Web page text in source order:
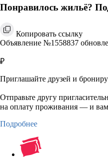
Понравилось жильё?
Копировать ссылку
Объявление №1558837
₽
Приглашайте друзей и
Отправьте другу
на оплату проживания — и
Подробнее